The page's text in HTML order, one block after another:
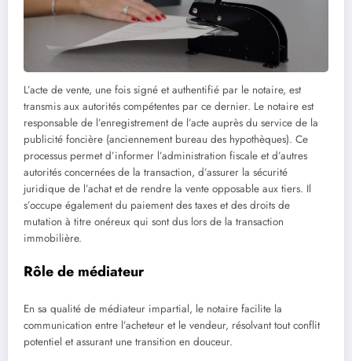
L’acte de vente, une fois signé et authentifié par le notaire, est
transmis aux autorités compétentes par ce dernier. Le notaire est
responsable de l’enregistrement de l’acte auprès du service de la
publicité foncière (anciennement bureau des hypothèques). Ce
processus permet d’informer l’administration fiscale et d’autres
autorités concernées de la transaction, d’assurer la sécurité
juridique de l’achat et de rendre la vente opposable aux tiers. Il
s’occupe également du paiement des taxes et des droits de
mutation à titre onéreux qui sont dus lors de la transaction
immobilière.
Rôle de médiateur
En sa qualité de médiateur impartial, le notaire facilite la
communication entre l’acheteur et le vendeur, résolvant tout conflit
potentiel et assurant une transition en douceur.